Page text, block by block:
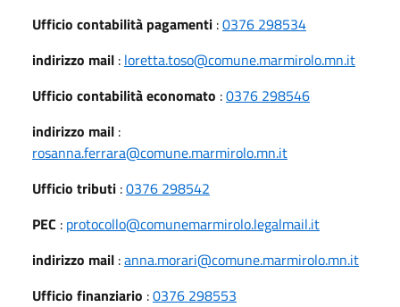
Ufficio contabilità pagamenti :0376 298534
indirizzo mail : loretta.toso@comune.marmirolo.mn.it
Ufficio contabilità economato :0376 298546
indirizzo mail :
rosanna.ferrara@comune.marmirolo.mn.it
Ufficio tributi :0376 298542
PEC : protocollo@comunemarmirolo.legalmail.it
indirizzo mail :anna.morari@comune.marmirolo.mn.it
Ufficio finanziario :0376 298553